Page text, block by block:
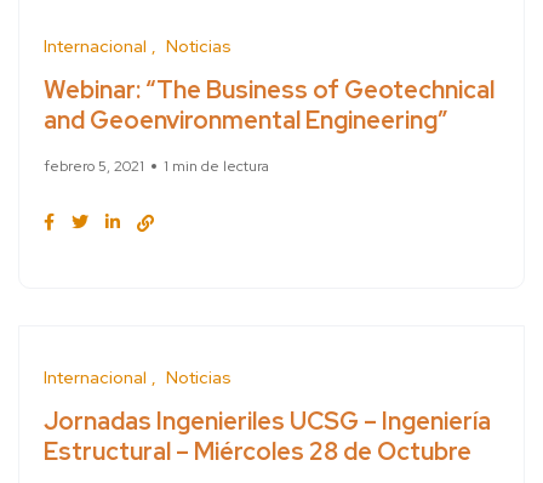
Internacional Noticias
Webinar: “The Business of Geotechnical
and Geoenvironmental Engineering”
febrero 5, 2021 1 min de lectura
Internacional Noticias
Jornadas Ingenieriles UCSG – Ingeniería
Estructural – Miércoles 28 de Octubre